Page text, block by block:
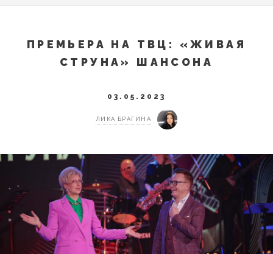
ПРЕМЬЕРА НА ТВЦ: «ЖИВАЯ
СТРУНА» ШАНСОНА
03.05.2023
ЛИКА БРАГИНА